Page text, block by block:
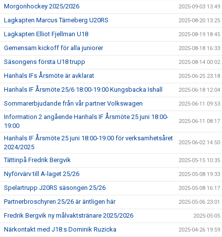
Morgonhockey 2025/2026 2025-09-03 13:49
Lagkapten Marcus Tärneberg U20RS 2025-08-20 13:25
Lagkapten Elliot Fjellman U18 2025-08-19 18:45
Gemensam kickoff för alla juniorer 2025-08-18 16:33
Säsongens första U18 trupp 2025-08-14 00:02
Hanhals IFs Årsmöte är avklarat 2025-06-25 23:18
Hanhals IF Årsmöte 25/6 18:00-19:00 Kungsbacka Ishall 2025-06-18 12:04
Sommarerbjudande från vår partner Volkswagen 2025-06-11 09:53
Information 2 angående Hanhals IF Årsmöte 25 juni 18:00-
19:00
2025-06-11 08:17
Hanhals IF Årsmöte 25 juni 18:00-19:00 för verksamhetsåret
2024/2025
2025-06-02 14:50
Tättinpå Fredrik Bergvik 2025-05-15 10:35
Nyförvärv till A-laget 25/26 2025-05-08 19:33
Spelartrupp J20RS säsongen 25/26 2025-05-08 16:17
Partnerbroschyren 25/26 är äntligen här 2025-05-06 23:01
Fredrik Bergvik ny målvaktstränare 2025/2026 2025-05-05
Närkontakt med J18:s Dominik Ruzicka 2025-04-26 19:59